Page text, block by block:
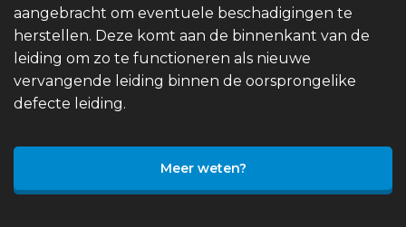
aangebracht om eventuele beschadigingen te
herstellen. Deze komt aan de binnenkant van de
leiding om zo te functioneren als nieuwe
vervangende leiding binnen de oorsprongelike
defecte leiding.
Meer weten?